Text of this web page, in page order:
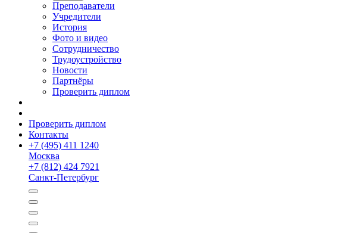
Преподаватели
Учредители
История
Фото и видео
Сотрудничество
Трудоустройство
Новости
Партнёры
Проверить диплом
Проверить диплом
Контакты
+7 (495) 411 1240
Москва
+7 (812) 424 7921
Санкт-Петербург